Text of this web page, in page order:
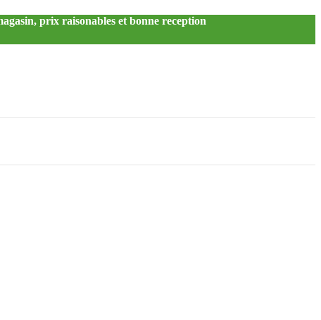
prix raisonables et bonne reception